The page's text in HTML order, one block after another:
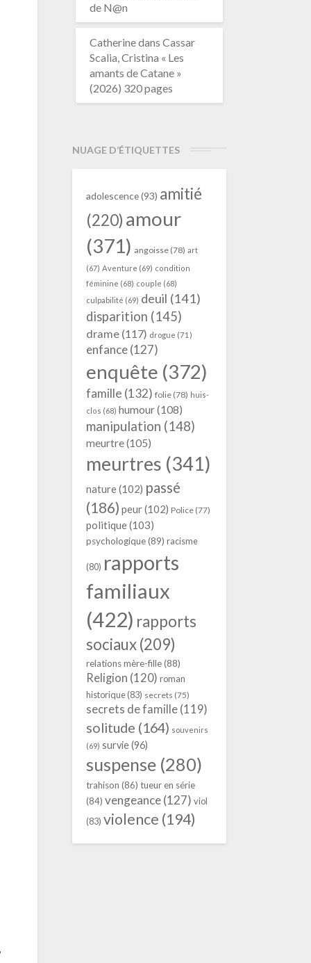
de N@n
Catherinedans Cassar
Scalia, Cristina « Les
amants de Catane »
(2026) 320 pages
NUAGE D’ÉTIQUETTES
adolescence(93) amitié
(220) amour
(371) angoisse(78) art
(67) Aventure (69) condition
féminine (68) couple (68)
culpabilité (69) deuil (141)
disparition (145)
drame(117) drogue (71)
enfance(127)
enquête (372)
famille (132) folie(78) huis-
clos (68) humour(108)
manipulation (148)
meurtre(105)
meurtres (341)
nature(102) passé
(186) peur(102) Police(77)
politique(103)
psychologique(89) racisme
(80) rapports
familiaux
(422) rapports
sociaux(209)
relations mère-fille(88)
Religion (120) roman
historique(83) secrets (75)
secrets de famille(119)
solitude (164) souvenirs
(69) survie(96)
suspense(280)
trahison (86) tueur en série
(84) vengeance(127) viol
(83) violence (194)